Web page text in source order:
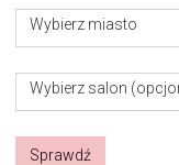
Wybierz miasto
Wybierz salon
Sprawdź